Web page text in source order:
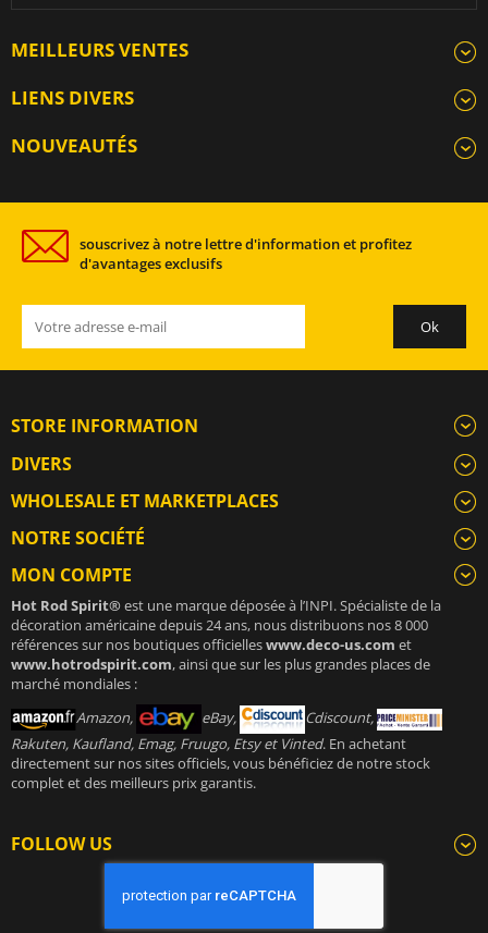
MEILLEURS VENTES
LIENS DIVERS
NOUVEAUTÉS
souscrivez à notre lettre d'information et profitez
d'avantages exclusifs
STORE INFORMATION
DIVERS
WHOLESALE ET MARKETPLACES
NOTRE SOCIÉTÉ
MON COMPTE
Hot Rod Spirit®est une marque déposée à l’INPI. Spécialiste de la
décoration américaine depuis 24 ans, nous distribuons nos 8 000
références sur nos boutiques officielleswww.deco-us.com et
www.hotrodspirit.com, ainsi que sur les plus grandes places de
marché mondiales :
Amazon,
eBay,
Cdiscount,
Rakuten, Kaufland, Emag, Fruugo, Etsy et Vinted. En achetant
directement sur nos sites officiels, vous bénéficiez de notre stock
complet et des meilleurs prix garantis.
FOLLOW US